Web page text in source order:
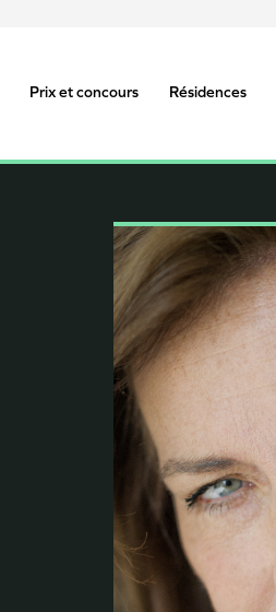
Prix et concours Résidences